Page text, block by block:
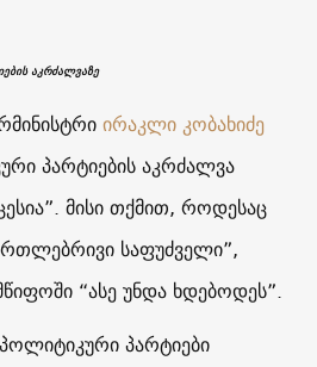
აკრძალვაზე
ირაკლი კობახიძე
პარტიების აკრძალვა
მისი თქმით, როდესაც
საფუძველი”,
“ასე უნდა ხდებოდეს”.
პარტიები